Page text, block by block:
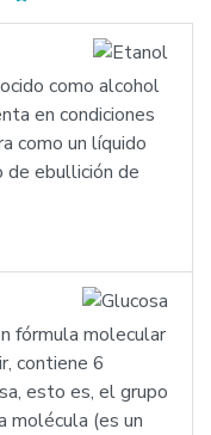
como alcohol
en condiciones
como un líquido
de ebullición de
fórmula molecular
contiene 6
esto es, el grupo
molécula (es un